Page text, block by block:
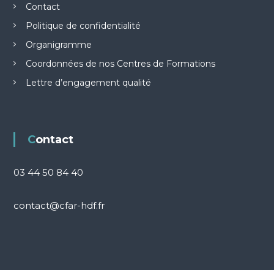
Contact
Politique de confidentialité
Organigramme
Coordonnées de nos Centres de Formations
Lettre d’engagement qualité
Contact
03 44 50 84 40
contact@cfar-hdf.fr